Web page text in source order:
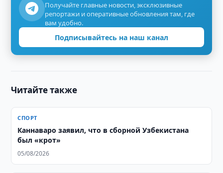
Получайте главные новости, эксклюзивные
репортажи и оперативные обновления там, где
вам удобно.
Подписывайтесь на наш канал
Читайте также
СПОРТ
Каннаваро заявил, что в сборной Узбекистана
был «крот»
05/08/2026